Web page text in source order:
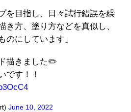
を目指し、日々試行錯誤を繰
き方、塗り方などを真似し、
のにしています」
描きました✏️
です！！
June 10, 2022